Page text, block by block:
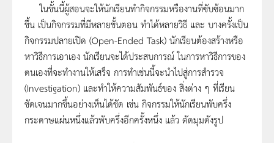
ในขั้นนี้ผู้สอนจะให้นักเรียนทำกิจกรรมหรืองานที่ซับซ้อนมาก
ขึ้น เป็นกิจกรรมที่มีหลายขั้นตอน ทำได้หลายวิธี และ บางครั้งเป็น
กิจกรรมปลายเปิด (Open-Ended Task) นักเรียนต้องสร้างหรือ
หาวิธีการเอาเอง นักเรียนจะได้ประสบการณ์ ในการหาวิธีการของ
ตนเองที่จะทำงานให้เสร็จ การทำเช่นนี้จะนำไปสู่การสำรวจ
(Investigation) และทำให้ความสัมพันธ์ของ สิ่งต่าง ๆ ที่เรียน
ชัดเจนมากขึ้นอย่างเห็นได้ชัด เช่น กิจกรรมให้นักเรียนพับครึ่ง
กระดาษแผ่นหนึ่งแล้วพับครึ่งอีกครั้งหนึ่ง แล้ว ตัดมุมดังรูป